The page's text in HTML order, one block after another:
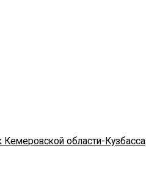
Кемеровской области-Кузбасса